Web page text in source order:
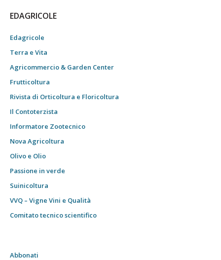
EDAGRICOLE
Edagricole
Terra e Vita
Agricommercio & Garden Center
Frutticoltura
Rivista di Orticoltura e Floricoltura
Il Contoterzista
Informatore Zootecnico
Nova Agricoltura
Olivo e Olio
Passione in verde
Suinicoltura
VVQ – Vigne Vini e Qualità
Comitato tecnico scientifico
Abbonati